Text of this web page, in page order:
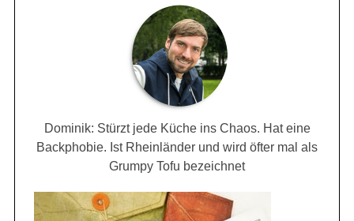
Dominik: Stürzt jede Küche ins Chaos. Hat eine
Backphobie. Ist Rheinländer und wird öfter mal als
Grumpy Tofu bezeichnet